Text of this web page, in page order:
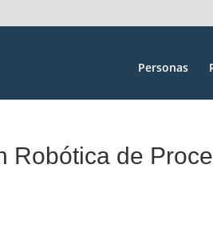
Personas
Robótica de